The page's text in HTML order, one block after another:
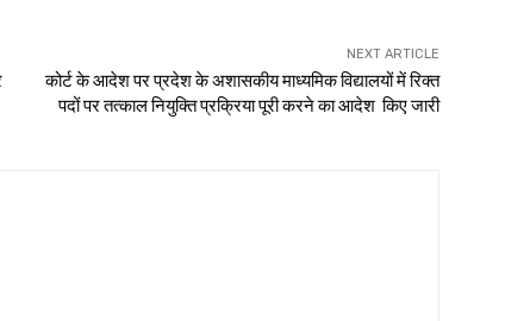
NEXT ARTICLE
कोर्ट के आदेश पर प्रदेश के अशासकीय माध्यमिक विद्यालयों में रिक्त
पदों पर तत्काल नियुक्ति प्रक्रिया पूरी करने का आदेश किए जारी